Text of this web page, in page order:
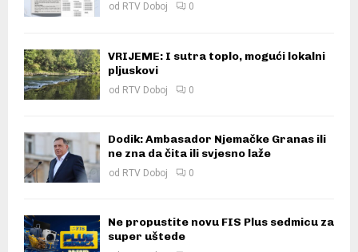
od RTV Doboj 0
VRIJEME: I sutra toplo, mogući lokalni
pljuskovi
od RTV Doboj 0
Dodik: Ambasador Njemačke Granas ili
ne zna da čita ili svjesno laže
od RTV Doboj 0
Ne propustite novu FIS Plus sedmicu za
super uštede